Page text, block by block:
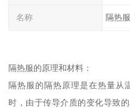
名称 隔热服
隔热服的原理和材料：
隔热服的隔热原理是在热量从
时，由于传导介质的变化导致